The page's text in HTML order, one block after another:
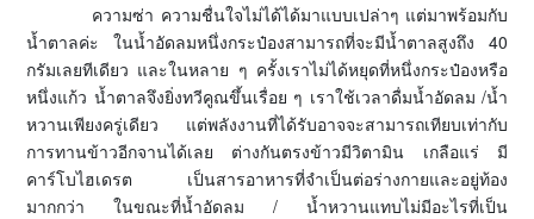
ความซ่า ความชื่นใจไม่ได้ได้มาแบบเปล่าๆ แต่มาพร้อมกับ
น้ำตาลค่ะ ในน้ำอัดลมหนึ่งกระป๋องสามารถที่จะมีน้ำตาลสูงถึง 40
กรัมเลยทีเดียว และในหลาย ๆ ครั้งเราไม่ได้หยุดที่หนึ่งกระป๋องหรือ
หนึ่งแก้ว น้ำตาลจึงยิ่งทวีคูณขึ้นเรื่อย ๆ เราใช้เวลาดื่มน้ำอัดลม /น้ำ
หวานเพียงครู่เดียว แต่พลังงานที่ได้รับอาจจะสามารถเทียบเท่ากับ
การทานข้าวอีกจานได้เลย ต่างกันตรงข้าวมีวิตามิน เกลือแร่ มี
คาร์โบไฮเดรต เป็นสารอาหารที่จำเป็นต่อร่างกายและอยู่ท้อง
มากกว่า ในขณะที่น้ำอัดลม / น้ำหวานแทบไม่มีอะไรที่เป็น